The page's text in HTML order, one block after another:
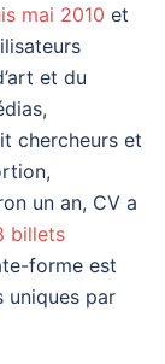
mai 2010 et
et du
chercheurs et
un an, CV a
billets
forme est
uniques par